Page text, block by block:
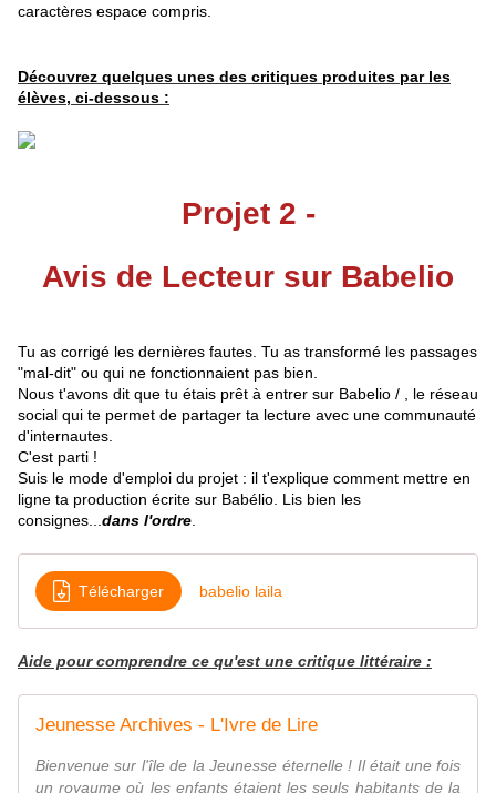
caractères espace compris.
Découvrez quelques unes des critiques produites par les
élèves, ci-dessous :
Projet 2 -
Avis de Lecteur sur Babelio
Tu as corrigé les dernières fautes. Tu as transformé les passages
"mal-dit" ou qui ne fonctionnaient pas bien.
Nous t'avons dit que tu étais prêt à entrer sur Babelio / , le réseau
social qui te permet de partager ta lecture avec une communauté
d'internautes.
C'est parti !
Suis le mode d'emploi du projet : il t'explique comment mettre en
ligne ta production écrite sur Babélio. Lis bien les
consignes... dans l'ordre
Télécharger babelio laila
Aide pour comprendre ce qu'est une critique littéraire :
Jeunesse Archives - L'Ivre de Lire
Bienvenue sur l'île de la Jeunesse éternelle ! Il était une fois
un royaume où les enfants étaient les seuls habitants de la